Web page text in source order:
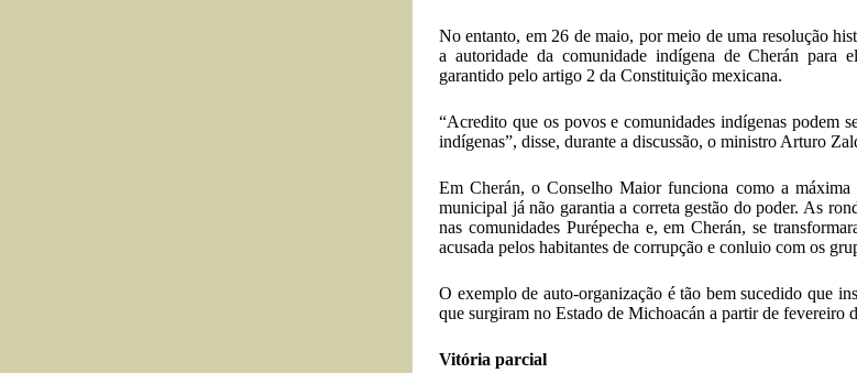
No entanto, em 26 de maio, por meio de uma resolução
a autoridade da comunidade indígena de Cherán para
garantido pelo artigo 2 da Constituição mexicana.
“Acredito que os povos e comunidades indígenas podem
indígenas”, disse, durante a discussão, o ministro Arturo
Em Cherán, o Conselho Maior funciona como a
municipal já não garantia a correta gestão do poder. As
nas comunidades Purépecha e, em Cherán, se
acusada pelos habitantes de corrupção e conluio com os
O exemplo de auto-organização é tão bem sucedido que
que surgiram no Estado de Michoacán a partir de fevereiro
Vitória parcial